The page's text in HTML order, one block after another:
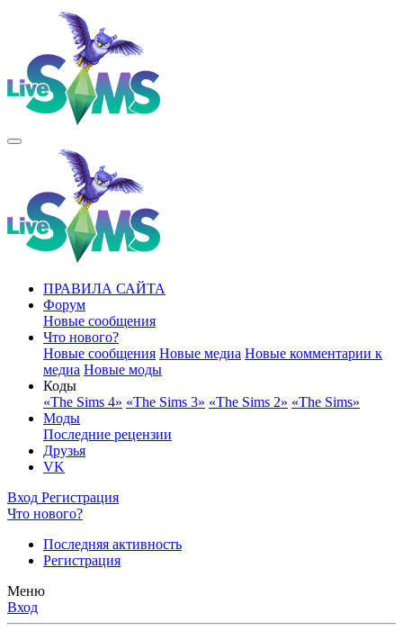
ПРАВИЛА САЙТА
Форум
Новые сообщения
Что нового?
Новые сообщения Новые медиа Новые комментарии к
медиа Новые моды
Коды
«The Sims 4» «The Sims 3» «The Sims 2» «The Sims»
Моды
Последние рецензии
Друзья
VK
Вход Регистрация
Что нового?
Последняя активность
Регистрация
Меню
Вход